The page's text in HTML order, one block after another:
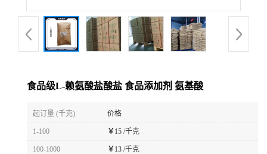
食品级L-赖氨酸盐酸盐 食品添加剂 氨基酸
起订量 (千克) 价格
1-100 ￥ 15 /千克
100-1000 ￥ 13 /千克